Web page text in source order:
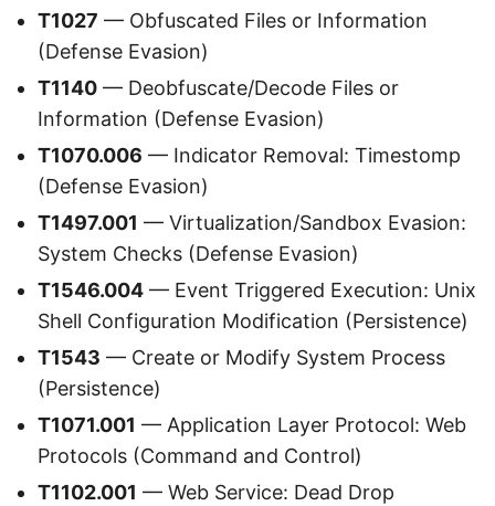
T1027 — Obfuscated Files or Information
(Defense Evasion)
T1140 — Deobfuscate/Decode Files or
Information (Defense Evasion)
T1070.006 — Indicator Removal: Timestomp
(Defense Evasion)
T1497.001 — Virtualization/Sandbox Evasion:
System Checks (Defense Evasion)
T1546.004 — Event Triggered Execution: Unix
Shell Configuration Modification (Persistence)
T1543 — Create or Modify System Process
(Persistence)
T1071.001 — Application Layer Protocol: Web
Protocols (Command and Control)
T1102.001 — Web Service: Dead Drop